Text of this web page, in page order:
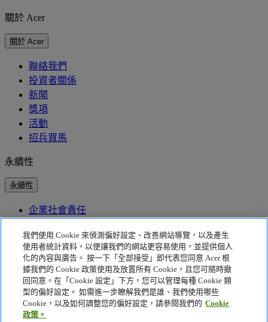
關於 Acer
關於 Acer
聯絡我們
投資者關係
新聞
獎項
活動
招兵買馬
永續性
永續性
企業社會責任
Project Humanity
Earthion
EPEAT
隱私權政策
Cookie 政策
法律聲明
我們使用 Cookie 來偵測偏好設定、改善網站導覽，以及產生
使用者統計資料，以便讓我們的網站更容易使用，並提供個人
化的內容與廣告。 按一下「全部接受」即代表您同意 Acer 根
據我們的 Cookie 政策使用及放置所有 Cookie，且您可隨時撤
回同意。在「Cookie 設定」下方，您可以管理每種 Cookie 類
型的偏好設定。 如需進一步瞭解我們是誰、我們使用哪些
Cookie，以及如何調整您的偏好設定，請參閱我們的 Cookie
政策。